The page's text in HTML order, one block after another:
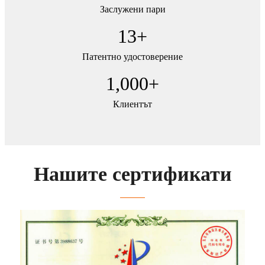
Заслужени пари
13+
Патентно удостоверение
1,000+
Клиентът
Нашите сертификати